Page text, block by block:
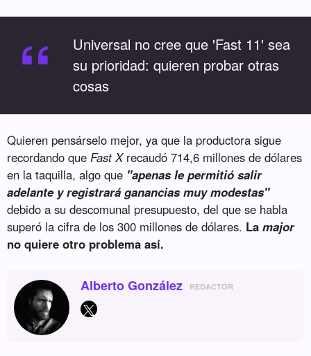
“
Universal no cree que 'Fast 11' sea
su prioridad: quieren probar otras
cosas
Quieren pensárselo mejor, ya que la productora sigue
recordando que Fast Xrecaudó 714,6 millones de dólares
en la taquilla, algo que "apenas le permitió salir
adelante y registrará ganancias muy modestas"
debido a su descomunal presupuesto, del que se habla
superó la cifra de los 300 millones de dólares. Lamajor
no quiere otro problema así.
Alberto González REDACTOR